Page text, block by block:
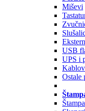
Miševi
USB
UPS i
Ostale